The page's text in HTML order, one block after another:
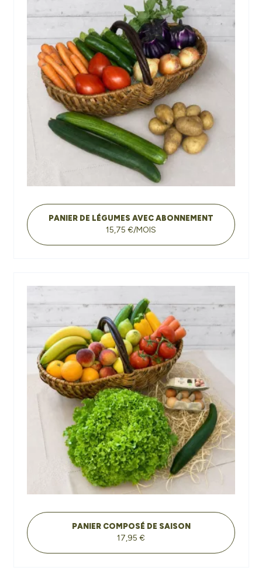
PANIER DE LÉGUMES AVEC ABONNEMENT
15,75 €/MOIS
PANIER COMPOSÉ DE SAISON
17,95 €